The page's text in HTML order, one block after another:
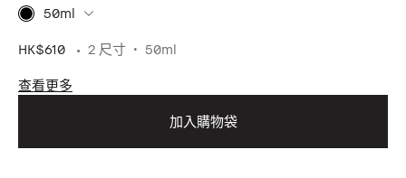
50ml
HK$610 2 尺寸 50ml
查看更多
加入購物袋